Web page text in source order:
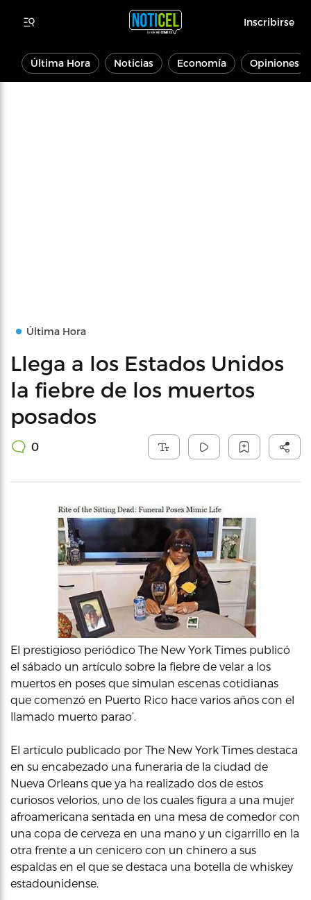
Inscribirse
Última Hora Noticias Economía Opiniones
Última Hora
Llega a los Estados Unidos
la fiebre de los muertos
posados
0
El prestigioso periódico The New York Times publicó
el sábado un artículo sobre la fiebre de velar a los
muertos en poses que simulan escenas cotidianas
que comenzó en Puerto Rico hace varios años con el
llamado muerto parao’.
El artículo publicado por The New York Times destaca
en su encabezado una funeraria de la ciudad de
Nueva Orleans que ya ha realizado dos de estos
curiosos velorios, uno de los cuales figura a una mujer
afroamericana sentada en una mesa de comedor con
una copa de cerveza en una mano y un cigarrillo en la
otra frente a un cenicero con un chinero a sus
espaldas en el que se destaca una botella de whiskey
estadounidense.